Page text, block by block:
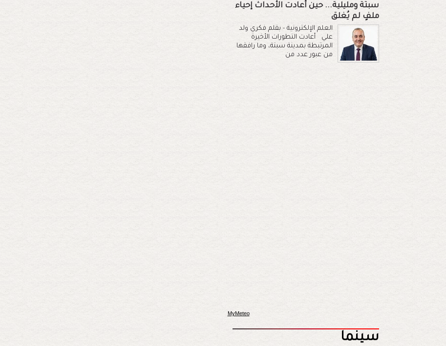
سبتة ومليلية... حين أعادت الأحداث إحياء
ملفٍ لم يُغلق
العلم الإلكترونية - بقلم فكري ولد
علي أعادت التطورات الأخيرة
المرتبطة بمدينة سبتة، وما رافقها
من عبور عدد من
MyMeteo
سينما